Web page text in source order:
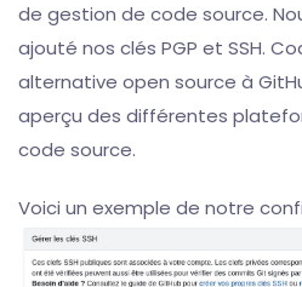
de gestion de code source.
ajouté nos clés PGP et SSH.
alternative open source à
aperçu des différentes
code source.
Voici un exemple de notre